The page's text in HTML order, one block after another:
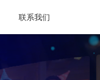
联系我们